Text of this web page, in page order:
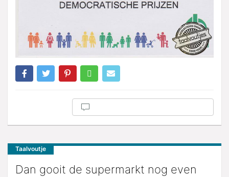
Taalvoutje
Dan gooit de supermarkt nog even